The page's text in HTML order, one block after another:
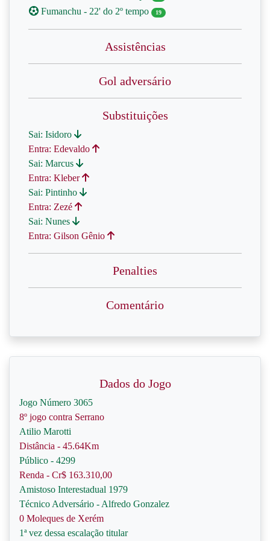
Fumanchu - 22' do 2º tempo
19
Assistências
Gol adversário
Substituições
Sai: Isidoro
Entra: Edevaldo
Sai: Marcus
Entra: Kleber
Sai: Pintinho
Entra: Zezé
Sai: Nunes
Entra: Gilson Gênio
Penalties
Comentário
Dados do Jogo
Jogo Número 3065
8º jogo contra Serrano
Atilio Marotti
Distância - 45.64Km
Público - 4299
Renda - Cr$ 163.310,00
Amistoso Interestadual 1979
Técnico Adversário - Alfredo Gonzalez
0 Moleques de Xerém
1ª vez dessa escalação titular